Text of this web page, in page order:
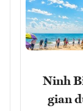
Ninh
gian